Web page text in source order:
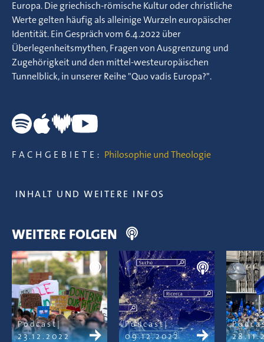
Europa. Die griechisch-römische Kultur oder christliche
Werte gelten häufig als alleinige Wurzeln europäischer
Identität. Ein Gespräch vom 6.4.2022 über
Überlegenheitsmythen, Fragen von Ausgrenzung und
Zugehörigkeit und den mittel-westeuropäischen
Tunnelblick, in unserer Reihe "Quo vadis Europa?".
FACHGEBIETE: Philosophie und Theologie
INHALT UND WEITERE INFOS
WEITERE FOLGEN
Podcast
23.12.2022
Podcast
09.12.2022